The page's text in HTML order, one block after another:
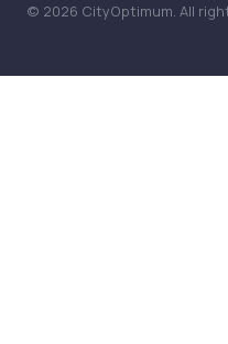
© 2026 CityOptimum. All